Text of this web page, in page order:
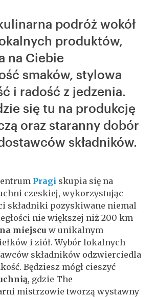
podróż wokół
produktów,
na Ciebie
smaków, stylowa
i radość z jedzenia.
się tu na produkcję
oraz staranny dobór
składników.
Pragi skupia się na
czeskiej, wykorzystując
składniki pozyskiwane niemal
nie większej niż 200 km
miejscu w unikalnym
i ziół. Wybór lokalnych
składników odzwierciedla
Będziesz mógł cieszyć
, gdzie The
mistrzowie tworzą wystawny